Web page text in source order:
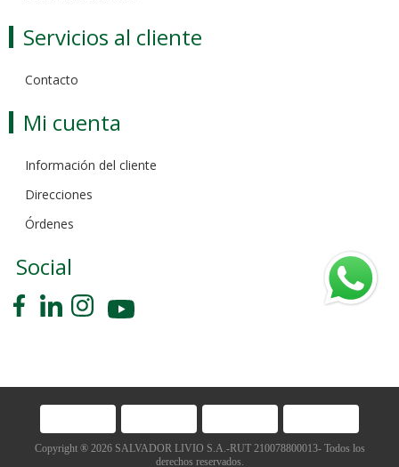
Servicios al cliente
Contacto
Mi cuenta
Información del cliente
Direcciones
Órdenes
Social
Copyright ® 2026 SALVADOR LIVIO S.A.-RUT 210078800013- Todos los
derechos reservados.